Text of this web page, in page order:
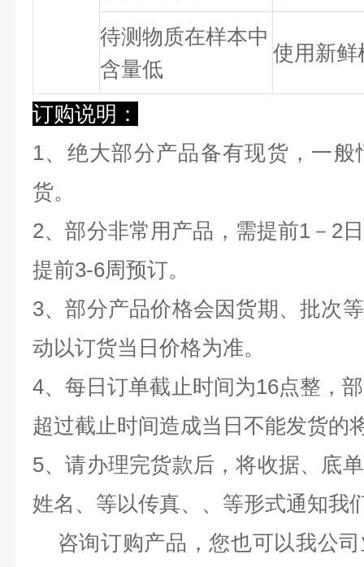
待测物质在样本中
含量低
使用新鲜
订购说明：
1、绝大部分产品备有现货，一
货。
2、部分非常用产品，需提前1－2
提前3-6周预订。
3、部分产品价格会因货期、批次
动以订货当日价格为准。
4、每日订单截止时间为16点整，
超过截止时间造成当日不能发货的
5、请办理完货款后，将收据、底
姓名、等以传真、、等形式通知我
咨询订购产品，您也可以我公